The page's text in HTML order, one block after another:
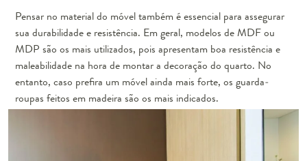
Pensar no material do móvel também é essencial para assegurar
sua durabilidade e resistência. Em geral, modelos de MDF ou
MDP são os mais utilizados, pois apresentam boa resistência e
maleabilidade na hora de montar a decoração do quarto. No
entanto, caso prefira um móvel ainda mais forte, os guarda-
roupas feitos em madeira são os mais indicados.